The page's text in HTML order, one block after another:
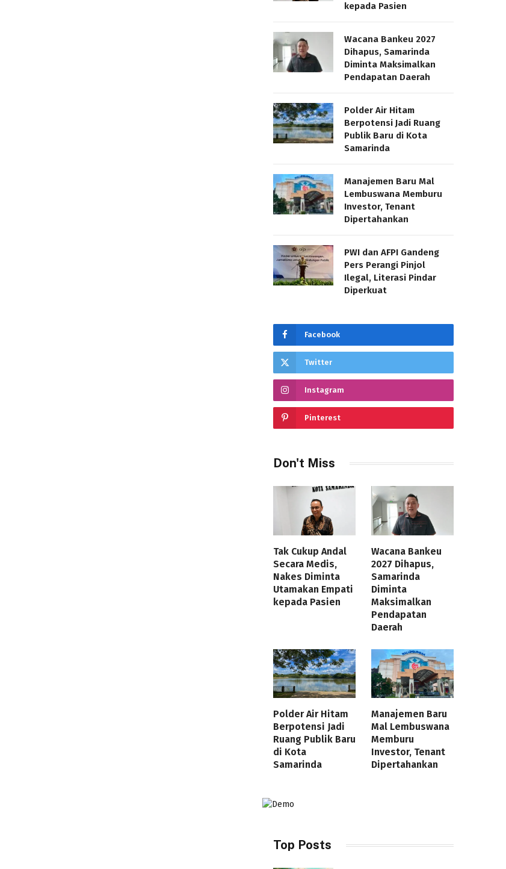
kepada Pasien
Wacana Bankeu 2027
Dihapus, Samarinda
Diminta Maksimalkan
Pendapatan Daerah
Polder Air Hitam
Berpotensi Jadi Ruang
Publik Baru di Kota
Samarinda
Manajemen Baru Mal
Lembuswana Memburu
Investor, Tenant
Dipertahankan
PWI dan AFPI Gandeng
Pers Perangi Pinjol
Ilegal, Literasi Pindar
Diperkuat
Facebook
Twitter
Instagram
Pinterest
Don't Miss
Tak Cukup Andal
Secara Medis,
Nakes Diminta
Utamakan Empati
kepada Pasien
Wacana Bankeu
2027 Dihapus,
Samarinda
Diminta
Maksimalkan
Pendapatan
Daerah
Polder Air Hitam
Berpotensi Jadi
Ruang Publik Baru
di Kota
Samarinda
Manajemen Baru
Mal Lembuswana
Memburu
Investor, Tenant
Dipertahankan
Top Posts